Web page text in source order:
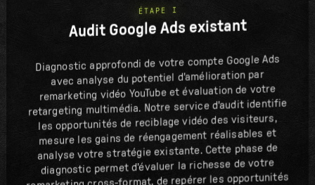
ÉTAPE I
Audit Google Ads existant
Diagnostic approfondi de votre compte Google Ads
avec analyse du potentiel d'amélioration par
remarketing vidéo YouTube et évaluation de votre
retargeting multimédia. Notre service d'audit identifie
les opportunités de reciblage vidéo des visiteurs,
mesure les gains de réengagement réalisables et
analyse votre stratégie existante. Cette phase de
diagnostic permet d'évaluer la richesse de votre